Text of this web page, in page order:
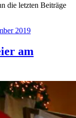
die letzten Beiträge
2019
am